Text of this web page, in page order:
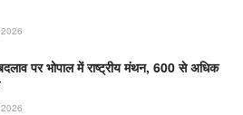
पर भोपाल में राष्ट्रीय मंथन, 600 से अधिक